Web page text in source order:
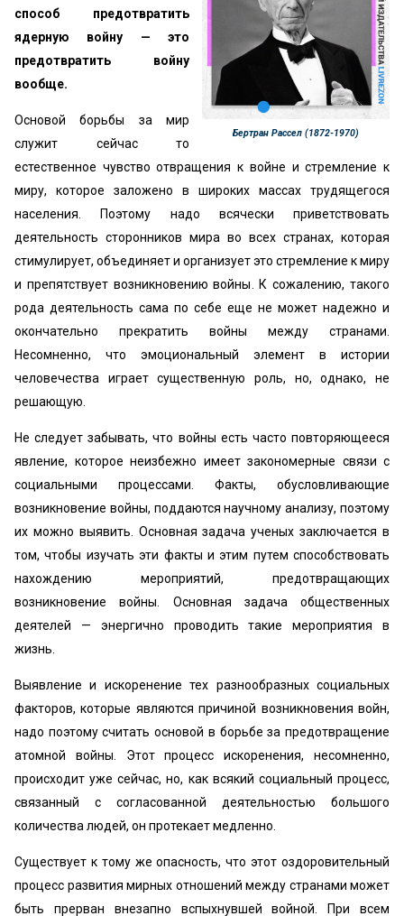
Бертран Рассел (1872-1970)
способ предотвратить
ядерную войну — это
предотвратить войну
вообще.
Основой борьбы за мир
служит сейчас то
естественное чувство отвращения к войне и стремление к
миру, которое заложено в широких массах трудящегося
населения. Поэтому надо всячески приветствовать
деятельность сторонников мира во всех странах, которая
стимулирует, объединяет и организует это стремление к миру
и препятствует возникновению войны. К сожалению, такого
рода деятельность сама по себе еще не может надежно и
окончательно прекратить войны между странами.
Несомненно, что эмоциональный элемент в истории
человечества играет существенную роль, но, однако, не
решающую.
Не следует забывать, что войны есть часто повторяющееся
явление, которое неизбежно имеет закономерные связи с
социальными процессами. Факты, обусловливающие
возникновение войны, поддаются научному анализу, поэтому
их можно выявить. Основная задача ученых заключается в
том, чтобы изучать эти факты и этим путем способствовать
нахождению мероприятий, предотвращающих
возникновение войны. Основная задача общественных
деятелей — энергично проводить такие мероприятия в
жизнь.
Выявление и искоренение тех разнообразных социальных
факторов, которые являются причиной возникновения войн,
надо поэтому считать основой в борьбе за предотвращение
атомной войны. Этот процесс искоренения, несомненно,
происходит уже сейчас, но, как всякий социальный процесс,
связанный с согласованной деятельностью большого
количества людей, он протекает медленно.
Существует к тому же опасность, что этот оздоровительный
процесс развития мирных отношений между странами может
быть прерван внезапно вспыхнувшей войной. При всем